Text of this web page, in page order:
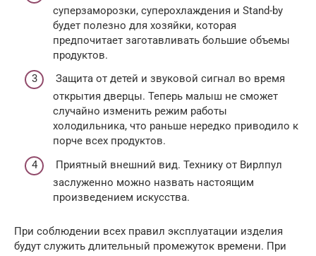
суперзаморозки, суперохлаждения и Stand-by
будет полезно для хозяйки, которая
предпочитает заготавливать большие объемы
продуктов.
Защита от детей и звуковой сигнал во время
открытия дверцы. Теперь малыш не сможет
случайно изменить режим работы
холодильника, что раньше нередко приводило к
порче всех продуктов.
Приятный внешний вид. Технику от Вирлпул
заслуженно можно назвать настоящим
произведением искусства.
При соблюдении всех правил эксплуатации изделия
будут служить длительный промежуток времени. При